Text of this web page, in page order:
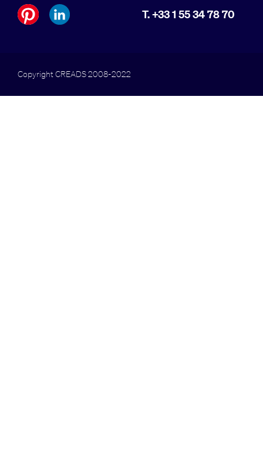
T. +33 1 55 34 78 70
Copyright CREADS 2008-2022